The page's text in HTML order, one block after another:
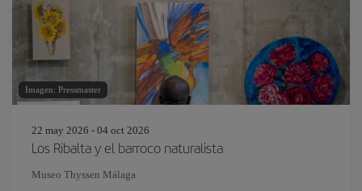
Imagen: Pressmaster
22 may 2026 - 04 oct 2026
Los Ribalta y el barroco naturalista
Museo Thyssen Málaga